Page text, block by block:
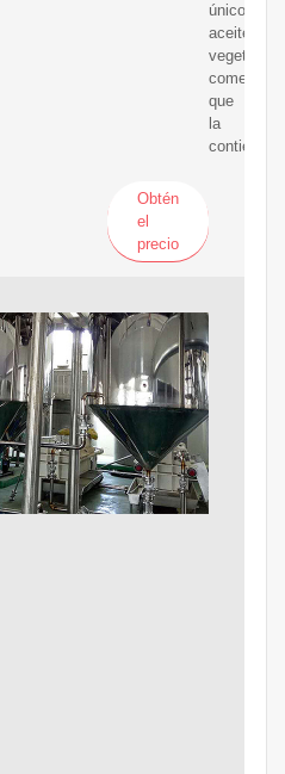
único
aceite
vegetal
comestible
que
la
contiene.
Obtén
el
precio